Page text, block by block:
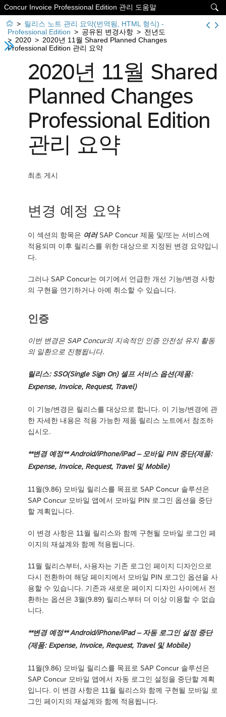

Concur Invoice Professional Edition 관리 도움말
 > 릴리스 노트 관리 요약(번역됨, HTML 형식) -
Professional Edition > 공유된 변경사항 > 전년도
> 2020 > 2020년 11월 Shared Planned Changes
Professional Edition 관리 요약
2020년 11월 Shared
Planned Changes
Professional Edition
관리 요약
최초 게시
변경 예정 요약
이 섹션의 항목은 여러SAP Concur 제품 및/또는 서비스에
적용되며 이후 릴리스를 위한 대상으로 지정된 변경 요약입니
다.
그러나 SAP Concur는 여기에서 언급한 개선 기능/변경 사항
의 구현을 연기하거나 아예 취소할 수 있습니다.
인증
이번 변경은 SAP Concur의 지속적인 인증 안전성 유지 활동
의 일환으로 진행됩니다.
릴리스: SSO(Single Sign On) 셀프 서비스 옵션(제품:
Expense, Invoice, Request, Travel)
이 기능/변경은 릴리스를 대상으로 합니다. 이 기능/변경에 관
한 자세한 내용은 적용 가능한 제품 릴리스 노트에서 참조하
십시오.
**변경 예정** Android/iPhone/iPad – 모바일 PIN 중단(제품:
Expense, Invoice, Request, Travel 및 Mobile)
11월(9.86) 모바일 릴리스를 목표로 SAP Concur 솔루션은
SAP Concur 모바일 앱에서 모바일 PIN 로그인 옵션을 중단
할 계획입니다.
이 변경 사항은 11월 릴리스와 함께 구현될 모바일 로그인 페
이지의 재설계와 함께 적용됩니다.
11월 릴리스부터, 사용자는 기존 로그인 페이지 디자인으로
다시 전환하여 해당 페이지에서 모바일 PIN 로그인 옵션을 사
용할 수 있습니다. 기존과 새로운 페이지 디자인 사이에서 전
환하는 옵션은 3월(9.89) 릴리스부터 더 이상 이용할 수 없습
니다.
**변경 예정** Android/iPhone/iPad – 자동 로그인 설정 중단
(제품: Expense, Invoice, Request, Travel 및 Mobile)
11월(9.86) 모바일 릴리스를 목표로 SAP Concur 솔루션은
SAP Concur 모바일 앱에서 자동 로그인 설정을 중단할 계획
입니다. 이 변경 사항은 11월 릴리스와 함께 구현될 모바일 로
그인 페이지의 재설계와 함께 적용됩니다.